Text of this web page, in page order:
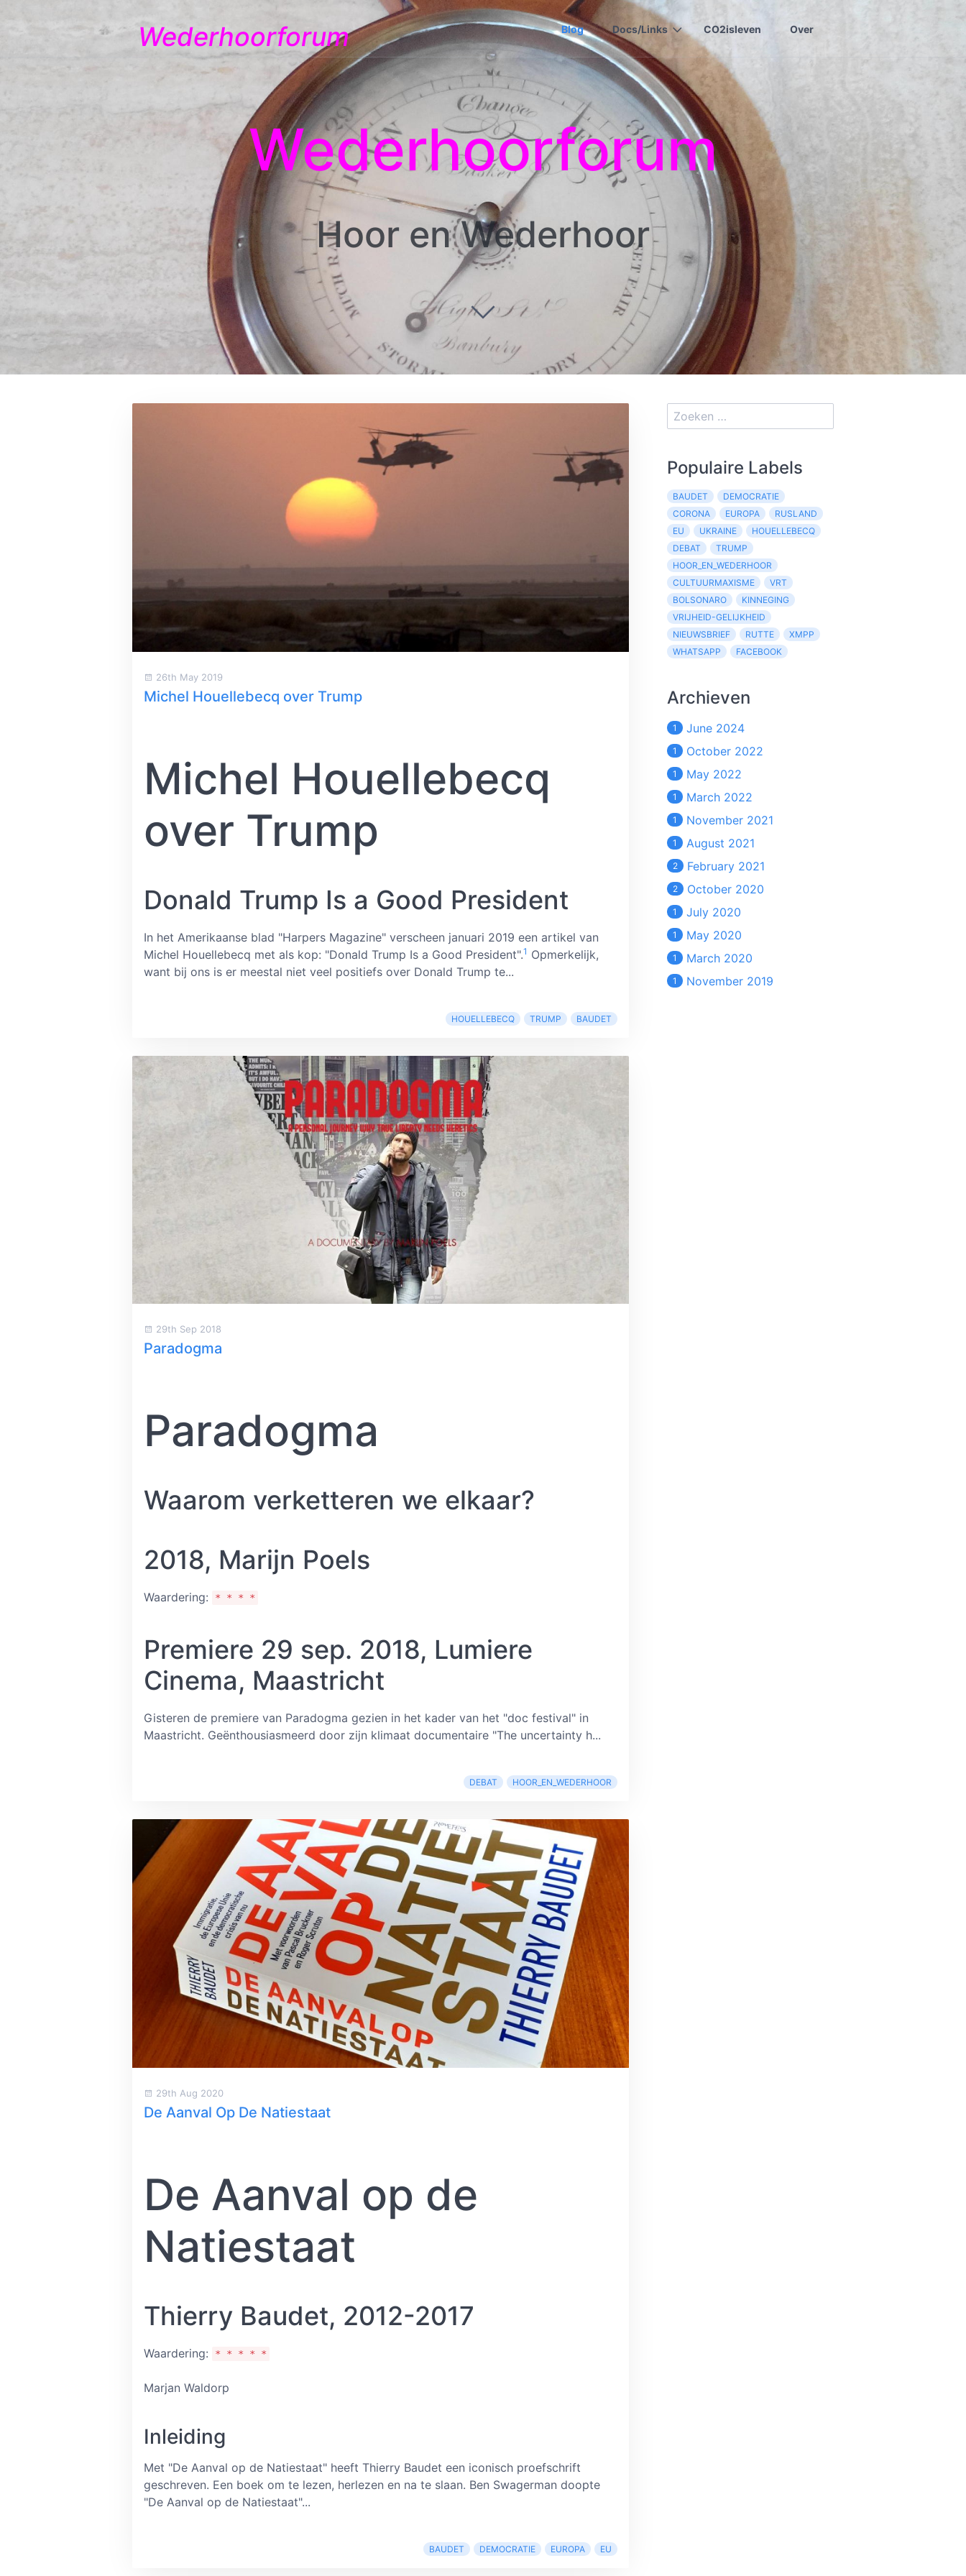
Wederhoorforum Blog Docs/Links CO2isleven Over
Wederhoorforum
Hoor en Wederhoor
26th May 2019
Michel Houellebecq over Trump
Michel Houellebecq
over Trump
Donald Trump Is a Good President
In het Amerikaanse blad "Harpers Magazine" verscheen januari 2019 een artikel van
Michel Houellebecq met als kop: "Donald Trump Is a Good President".1 Opmerkelijk,
want bij ons is er meestal niet veel positiefs over Donald Trump te...
HOUELLEBECQ TRUMP BAUDET
29th Sep 2018
Paradogma
Paradogma
Waarom verketteren we elkaar?
2018, Marijn Poels
Waardering: * * * *
Premiere 29 sep. 2018, Lumiere
Cinema, Maastricht
Gisteren de premiere van Paradogma gezien in het kader van het "doc festival" in
Maastricht. Geënthousiasmeerd door zijn klimaat documentaire "The uncertainty h...
DEBAT HOOR_EN_WEDERHOOR
29th Aug 2020
De Aanval Op De Natiestaat
De Aanval op de
Natiestaat
Thierry Baudet, 2012-2017
Waardering: * * * * *
Marjan Waldorp
Inleiding
Met "De Aanval op de Natiestaat" heeft Thierry Baudet een iconisch proefschrift
geschreven. Een boek om te lezen, herlezen en na te slaan. Ben Swagerman doopte
"De Aanval op de Natiestaat"...
BAUDET DEMOCRATIE EUROPA EU
Populaire Labels
BAUDET
DEMOCRATIE
CORONA
EUROPA
RUSLAND
EU
UKRAINE
HOUELLEBECQ
DEBAT
TRUMP
HOOR_EN_WEDERHOOR
CULTUURMAXISME
VRT
BOLSONARO
KINNEGING
VRIJHEID-GELIJKHEID
NIEUWSBRIEF
RUTTE
XMPP
WHATSAPP
FACEBOOK
Archieven
1 June 2024
1 October 2022
1 May 2022
1 March 2022
1 November 2021
1 August 2021
2 February 2021
2 October 2020
1 July 2020
1 May 2020
1 March 2020
1 November 2019